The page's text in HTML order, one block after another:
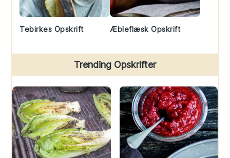
Tebirkes Opskrift Æbleflæsk Opskrift
Trending Opskrifter